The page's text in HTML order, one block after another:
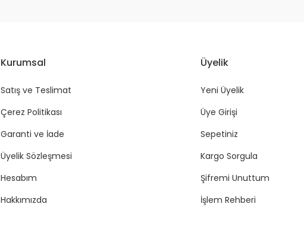
Kurumsal
Satış ve Teslimat
Çerez Politikası
Garanti ve İade
Üyelik Sözleşmesi
Hesabım
Hakkımızda
Üyelik
Yeni Üyelik
Üye Girişi
Sepetiniz
Kargo Sorgula
Şifremi Unuttum
İşlem Rehberi